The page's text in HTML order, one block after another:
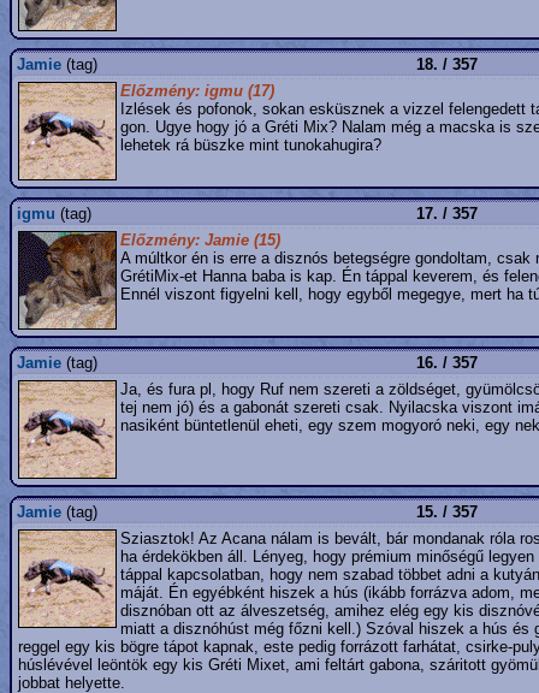
Jamie (tag)
18. / 357
Előzmény: igmu (17)
Izlések és pofonok, sokan esküsznek a vizzel
gon. Ugye hogy jó a Gréti Mix? Nalam még a macska is
lehetek rá büszke mint tunokahugira?
igmu (tag)
17. / 357
Előzmény: Jamie (15)
A múltkor én is erre a disznós betegségre gondoltam, csak
GrétiMix-et Hanna baba is kap. Én táppal keverem, és
Ennél viszont figyelni kell, hogy egyből megegye, mert
Jamie (tag)
16. / 357
Ja, és fura pl, hogy Ruf nem szereti a zöldséget,
tej nem jó) és a gabonát szereti csak. Nyilacska viszont
nasiként büntetlenül eheti, egy szem mogyoró neki, egy
Jamie (tag)
15. / 357
Sziasztok! Az Acana nálam is bevált, bár mondanak róla
ha érdekökben áll. Lényeg, hogy prémium minőségű
táppal kapcsolatban, hogy nem szabad többet adni a
máját. Én egyébként hiszek a hús (ikább forrázva adom,
disznóban ott az álveszetség, amihez elég egy kis
miatt a disznóhúst még főzni kell.) Szóval hiszek a hús
reggel egy kis bögre tápot kapnak, este pedig forrázott farhátat, csirke-
húslévével leöntök egy kis Gréti Mixet, ami feltárt gabona, száritott
jobbat helyette.